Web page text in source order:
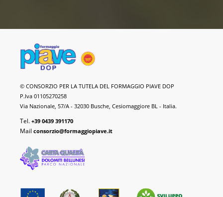
Formaggio
Piave
DOP
© CONSORZIO PER LA TUTELA DEL FORMAGGIO PIAVE DOP
P.Iva 01105270258
Via Nazionale, 57/A - 32030 Busche, Cesiomaggiore BL - Italia.
Tel. +39 0439 391170
Mail consorzio@formaggiopiave.it